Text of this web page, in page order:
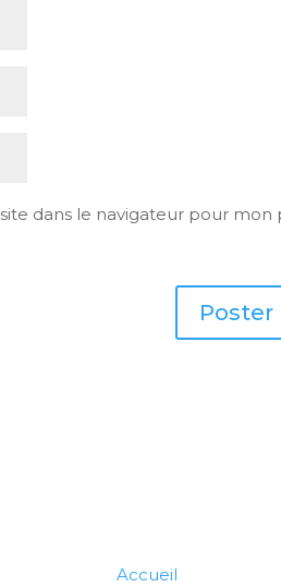
dans le navigateur pour
Accueil